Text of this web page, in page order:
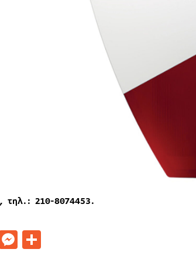
τηλ.: 210-8074453.
Messenger
Μοιραστείτε